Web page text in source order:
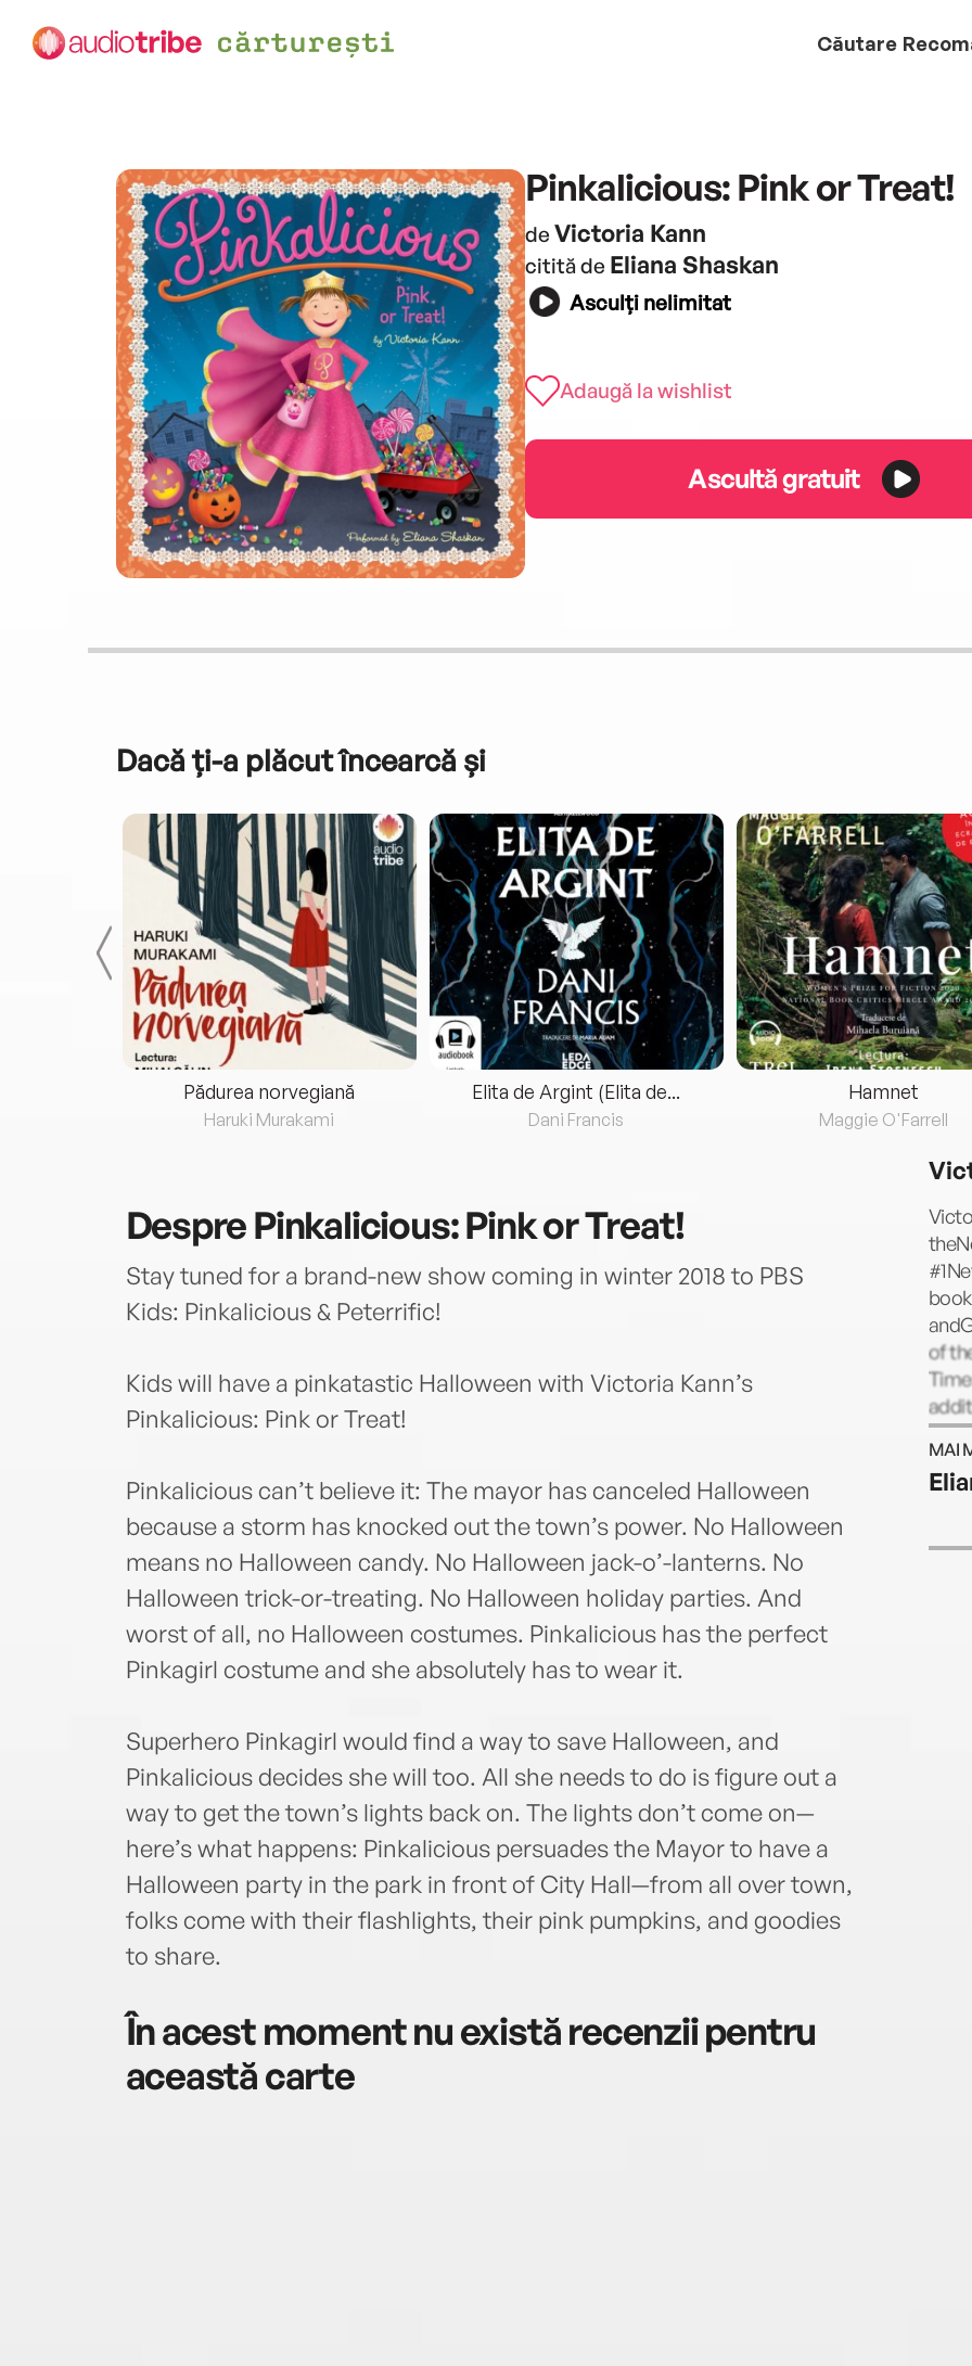
Căutare
Pinkalicious: Pink or Treat!
de Victoria Kann
citită de Eliana Shaskan
Asculți nelimitat
Adaugă la wishlist
Ascultă gratuit
Dacă ți-a plăcut încearcă și
Pădurea norvegiană
Haruki Murakami
Elita de Argint (Elita de...
Dani Francis
Hamnet
Maggie O'Farrell
DesprePinkalicious: Pink or Treat!
Stay tuned for a brand-new show coming in winter 2018 to PBS
Kids: Pinkalicious & Peterrific!
Kids will have a pinkatastic Halloween with Victoria Kann’s
Pinkalicious: Pink or Treat!
Pinkalicious can’t believe it: The mayor has canceled Halloween
because a storm has knocked out the town’s power. No Halloween
means no Halloween candy. No Halloween jack-o’-lanterns. No
Halloween trick-or-treating. No Halloween holiday parties. And
worst of all, no Halloween costumes. Pinkalicious has the perfect
Pinkagirl costume and she absolutely has to wear it.
Superhero Pinkagirl would find a way to save Halloween, and
Pinkalicious decides she will too. All she needs to do is figure out a
way to get the town’s lights back on. The lights don’t come on—
here’s what happens: Pinkalicious persuades the Mayor to have a
Halloween party in the park in front of City Hall—from all over town,
folks come with their flashlights, their pink pumpkins, and goodies
to share.
În acest moment nu există recenzii pentru
această carte
of
MAI